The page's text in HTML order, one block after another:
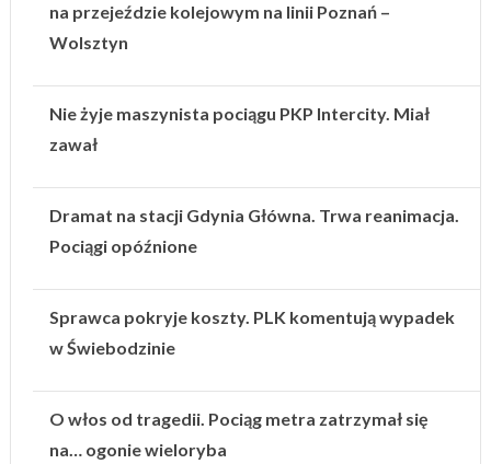
na przejeździe kolejowym na linii Poznań –
Wolsztyn
Nie żyje maszynista pociągu PKP Intercity. Miał
zawał
Dramat na stacji Gdynia Główna. Trwa reanimacja.
Pociągi opóźnione
Sprawca pokryje koszty. PLK komentują wypadek
w Świebodzinie
O włos od tragedii. Pociąg metra zatrzymał się
na… ogonie wieloryba